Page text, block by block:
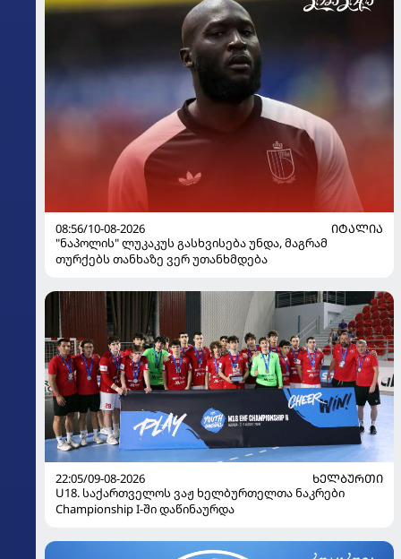
08:56/10-08-2026
ᲘᲢᲐᲚᲘᲐ
"ნაპოლის" ლუკაკუს გასხვისება უნდა, მაგრამ
თურქებს თანხაზე ვერ უთანხმდება
22:05/09-08-2026
ᲮᲔᲚᲑᲣᲠᲗᲘ
U18. საქართველოს ვაჟ ხელბურთელთა ნაკრები
Championship I-ში დაწინაურდა